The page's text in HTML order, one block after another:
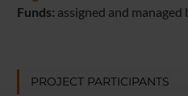
Funds: assigned and
PROJECT PARTICIPANTS